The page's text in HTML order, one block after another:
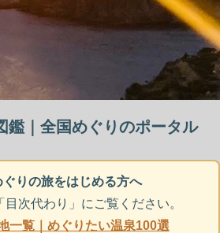
鑑｜全国めぐりのポータル
ぐりの旅をはじめる方へ
目次代わり」にご覧ください。
一覧｜めぐりたい温泉100選